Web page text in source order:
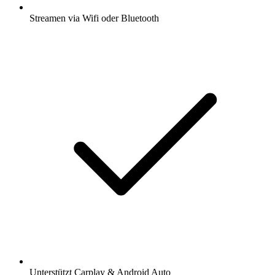
Streamen via Wifi oder Bluetooth
Unterstützt Carplay & Android Auto